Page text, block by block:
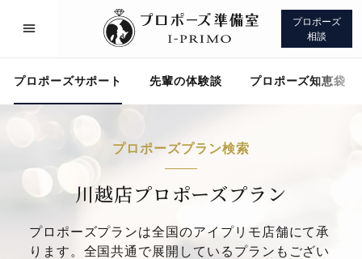
プロポーズ
相談
プロポーズサポート 先輩の体験談 プロポーズ知恵袋
プロポーズプラン検索
川越店プロポーズプラン
プロポーズプランは全国のアイプリモ店舗にて承
ります。全国共通で展開しているプランもござい
プロポーズサポート 先輩の体験談
プロポーズ知恵袋 アイプリモについて